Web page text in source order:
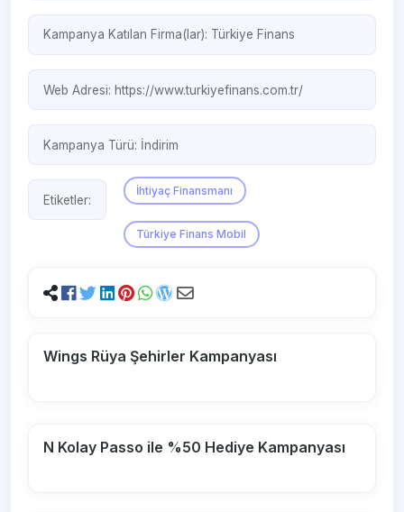
Kampanya Katılan Firma(lar): Türkiye Finans
Web Adresi:https://www.turkiyefinans.com.tr/
Kampanya Türü: İndirim
Etiketler:
İhtiyaç Finansmanı
Türkiye Finans Mobil
Wings Rüya Şehirler Kampanyası
N Kolay Passo ile %50 Hediye Kampanyası